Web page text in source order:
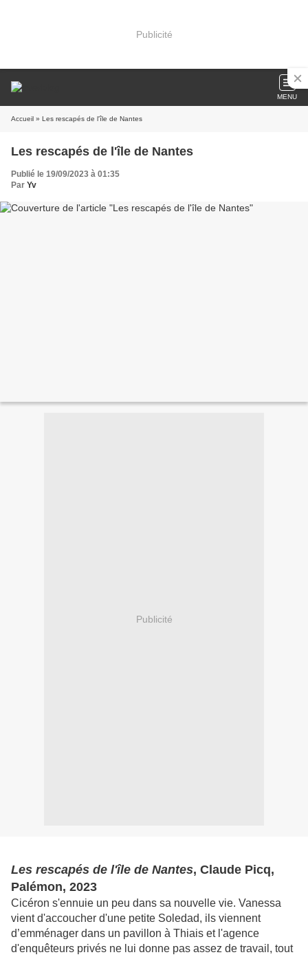
Publicité
MENU
Accueil » Les rescapés de l'île de Nantes
Les rescapés de l'île de Nantes
Publié le 19/09/2023 à 01:35
Par Yv
Publicité
Les rescapés de l'île de Nantes, Claude Picq,
Palémon, 2023
Cicéron s'ennuie un peu dans sa nouvelle vie. Vanessa
vient d'accoucher d'une petite Soledad, ils viennent
d’emménager dans un pavillon à Thiais et l'agence
d'enquêteurs privés ne lui donne pas assez de travail, tout